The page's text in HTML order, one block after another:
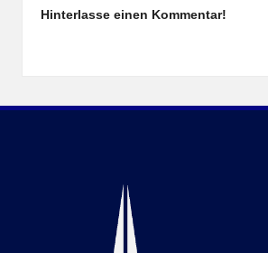
Hinterlasse einen Kommentar!